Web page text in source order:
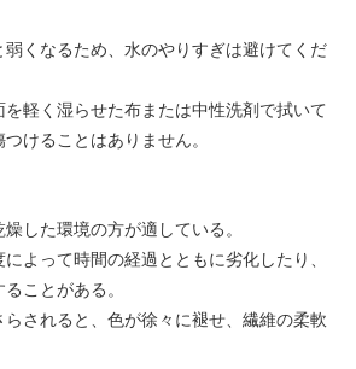
弱くなるため、水のやりすぎは避けてくだ
を軽く湿らせた布または中性洗剤で拭いて
けることはありません。
した環境の方が適している。
よって時間の経過とともに劣化したり、
ことがある。
されると、色が徐々に褪せ、繊維の柔軟